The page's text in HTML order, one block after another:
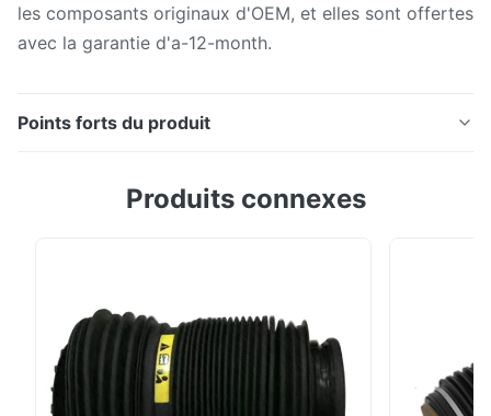
les composants originaux d'OEM, et elles sont offertes
avec la garantie d'a-12-month.
Points forts du produit
kit de réparation de suspension d'air de Porsche
suspension d'air Matériel : Acier Application : ...
Produits connexes